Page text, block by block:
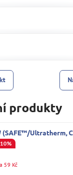
produkty
(SAFE™/Ultratherm,
59 Kč